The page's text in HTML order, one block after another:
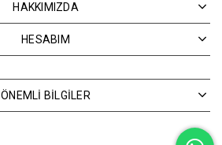
HAKKIMIZDA
HESABIM
ÖNEMLİ BİLGİLER